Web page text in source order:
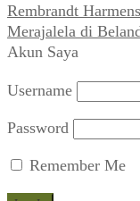
Rembrandt
Merajalela di
Akun Saya
Username
Password
Remember Me